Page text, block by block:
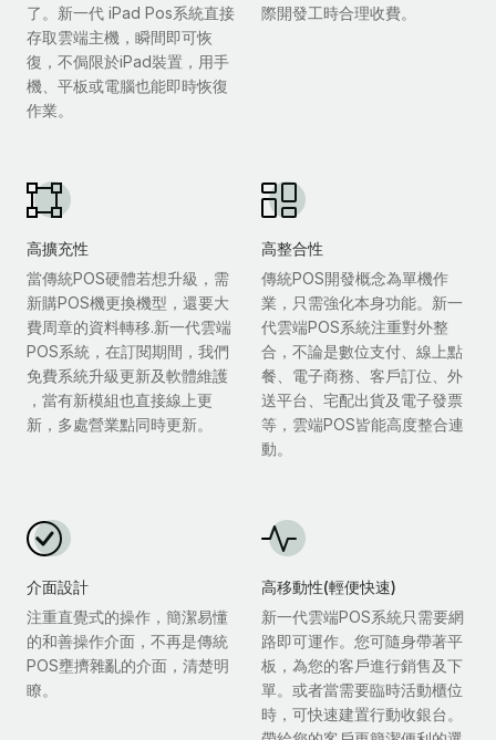
了。新一代 iPad Pos系統直接
存取雲端主機，瞬間即可恢
復，不侷限於iPad裝置，用手
機、平板或電腦也能即時恢復
作業。
際開發工時合理收費。
高擴充性
當傳統POS硬體若想升級，需
新購POS機更換機型，還要大
費周章的資料轉移.新一代雲端
POS系統，在訂閱期間，我們
免費系統升級更新及軟體維護
，當有新模組也直接線上更
新，多處營業點同時更新。
高整合性
傳統POS開發概念為單機作
業，只需強化本身功能。新一
代雲端POS系統注重對外整
合，不論是數位支付、線上點
餐、電子商務、客戶訂位、外
送平台、宅配出貨及電子發票
等，雲端POS皆能高度整合連
動。
介面設計
注重直覺式的操作，簡潔易懂
的和善操作介面，不再是傳統
POS壅擠雜亂的介面，清楚明
瞭。
高移動性(輕便快速)
新一代雲端POS系統只需要網
路即可運作。您可隨身帶著平
板，為您的客戶進行銷售及下
單。或者當需要臨時活動櫃位
時，可快速建置行動收銀台。